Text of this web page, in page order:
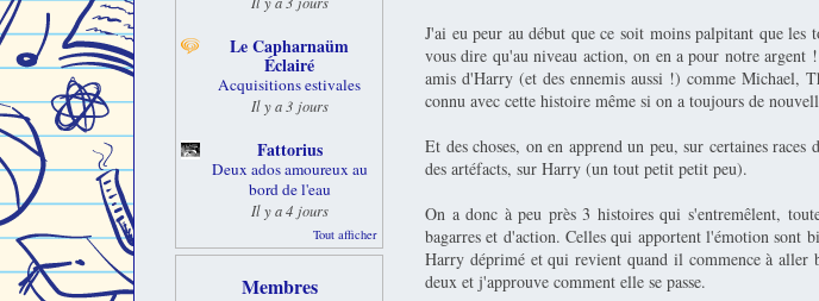
J'ai eu peur au début que ce soit moins palpitant que les
vous dire qu'au niveau action, on en a pour notre argent
amis d'Harry (et des ennemis aussi !) comme Michael,
connu avec cette histoire même si on a toujours de
Et des choses, on en apprend un peu, sur certaines
des artéfacts, sur Harry (un tout petit petit peu).
On a donc à peu près 3 histoires qui s'entremêlent,
bagarres et d'action. Celles qui apportent l'émotion sont
Harry déprimé et qui revient quand il commence à
deux et j'approuve comment elle se passe.
Le Capharnaüm
Éclairé
Acquisitions estivales
Il y a 3 jours
Fattorius
Deux ados amoureux au
bord de l'eau
Il y a 4 jours
Tout afficher
Membres